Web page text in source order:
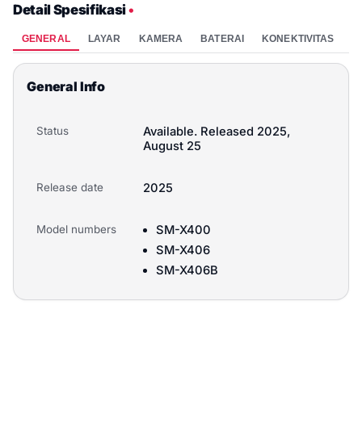
Detail Spesifikasi•
GENERAL LAYAR KAMERA BATERAI KONEKTIVITAS
General Info
Status
Available. Released 2025,
August 25
Release date 2025
Model numbers
SM-X400
SM-X406
SM-X406B